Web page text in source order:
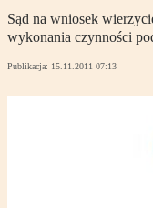
Sąd na wniosek
wykonania czynności
Publikacja: 15.11.2011 07:13